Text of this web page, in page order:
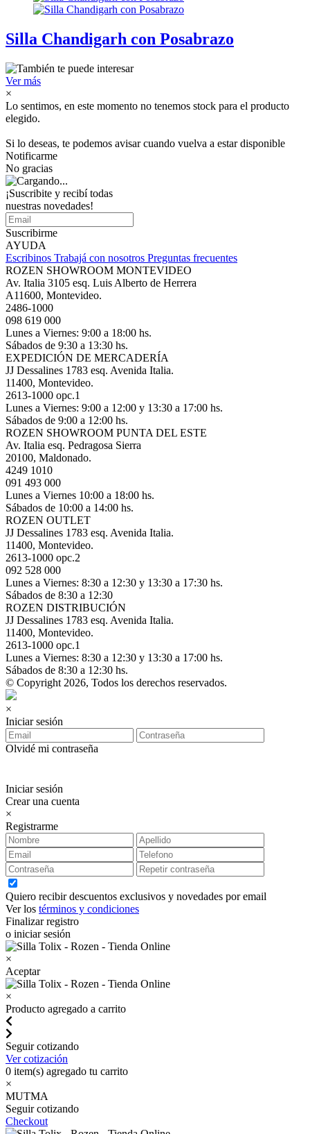
Silla Chandigarh con Posabrazo
Ver más
×
Lo sentimos, en este momento no tenemos stock para el producto
elegido.
Si lo deseas, te podemos avisar cuando vuelva a estar disponible
Notificarme
No gracias
¡Suscribite y recibí todas
nuestras novedades!
Suscribirme
AYUDA
Escribinos Trabajá con nosotros Preguntas frecuentes
ROZEN SHOWROOM MONTEVIDEO
Av. Italia 3105 esq. Luis Alberto de Herrera
A11600, Montevideo.
2486-1000
098 619 000
Lunes a Viernes: 9:00 a 18:00 hs.
Sábados de 9:30 a 13:30 hs.
EXPEDICIÓN DE MERCADERÍA
JJ Dessalines 1783 esq. Avenida Italia.
11400, Montevideo.
2613-1000 opc.1
Lunes a Viernes: 9:00 a 12:00 y 13:30 a 17:00 hs.
Sábados de 9:00 a 12:00 hs.
ROZEN SHOWROOM PUNTA DEL ESTE
Av. Italia esq. Pedragosa Sierra
20100, Maldonado.
4249 1010
091 493 000
Lunes a Viernes 10:00 a 18:00 hs.
Sábados de 10:00 a 14:00 hs.
ROZEN OUTLET
JJ Dessalines 1783 esq. Avenida Italia.
11400, Montevideo.
2613-1000 opc.2
092 528 000
Lunes a Viernes: 8:30 a 12:30 y 13:30 a 17:30 hs.
Sábados de 8:30 a 12:30
ROZEN DISTRIBUCIÓN
JJ Dessalines 1783 esq. Avenida Italia.
11400, Montevideo.
2613-1000 opc.1
Lunes a Viernes: 8:30 a 12:30 y 13:30 a 17:00 hs.
Sábados de 8:30 a 12:30 hs.
© Copyright 2026, Todos los derechos reservados.
×
Iniciar sesión
Olvidé mi contraseña
Iniciar sesión
Crear una cuenta
×
Registrarme
Quiero recibir descuentos exclusivos y novedades por email
Ver los términos y condiciones
Finalizar registro
o iniciar sesión
×
Aceptar
×
Producto agregado a carrito
Seguir cotizando
Ver cotización
0 item(s) agregado tu carrito
×
MUTMA
Seguir cotizando
Checkout